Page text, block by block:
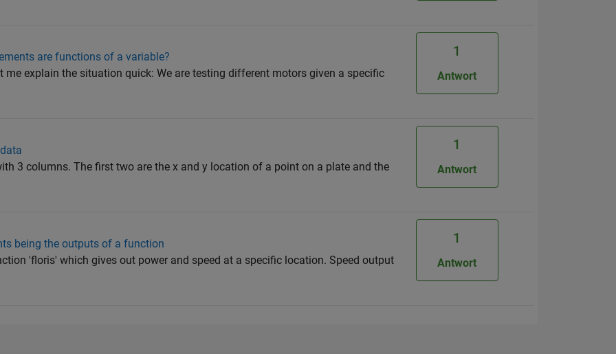
are functions of a variable?
me explain the situation quick: We are testing different motors given a specific
1
Antwort
3 columns. The first two are the x and y location of a point on a plate and the
1
Antwort
being the outputs of a function
'floris' which gives out power and speed at a specific location. Speed output
1
Antwort